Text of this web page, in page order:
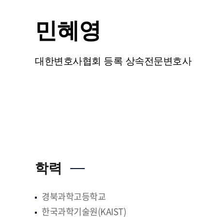
민혜영
대한변호사협회 등록 상속전문변호사
학력
경북과학고등학교
한국과학기술원(KAIST)